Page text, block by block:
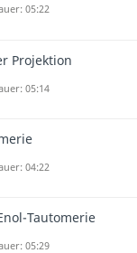
05:22
Projektion
05:14
04:22
Tautomerie
05:29